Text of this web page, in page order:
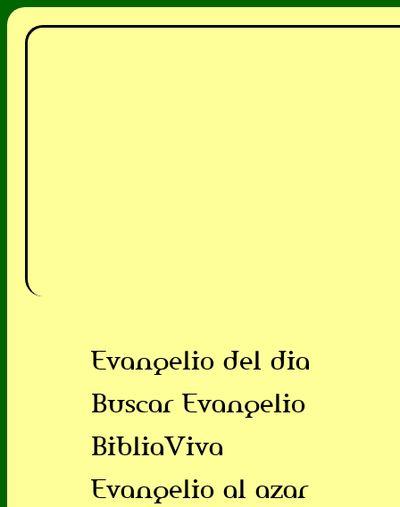
Evangelio del dia
Buscar Evangelio
BibliaViva
Evangelio al azar